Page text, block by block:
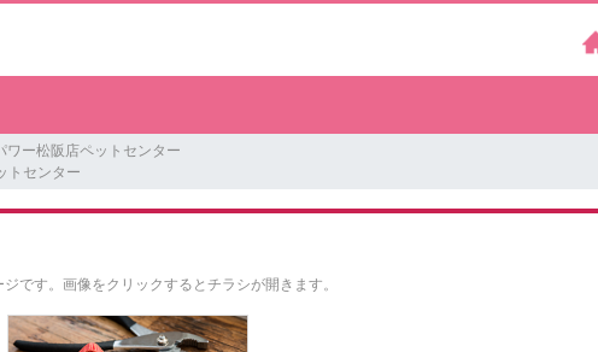
ワー松阪店ペットセンター
トセンター
です。 画像をクリックするとチラシが開きます。